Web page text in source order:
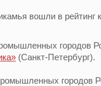
городов
(Санкт-Петербург).